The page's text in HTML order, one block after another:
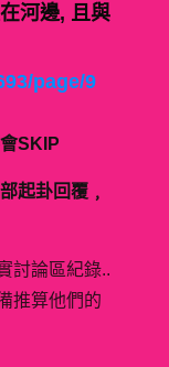
河邊, 且與
page/9
SKIP
起卦回覆﹐
討論區紀錄..
推算他們的